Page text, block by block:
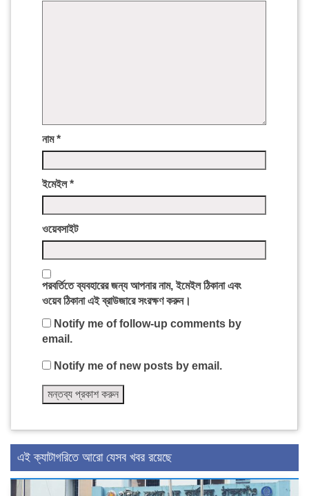
নাম*
ইমেইল*
ওয়েবসাইট
পরবর্তিতে ব্যবহারের জন্য আপনার নাম, ইমেইল ঠিকানা এবং
ওয়েব ঠিকানা এই ব্রাউজারে সংরক্ষণ করুন।
Notify me of follow-up comments by
email.
Notify me of new posts by email.
এই ক্যাটাগরিতে আরো যেসব খবর রয়েছে